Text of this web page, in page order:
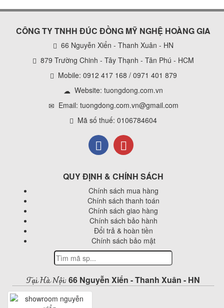
CÔNG TY TNHH ĐÚC ĐỒNG MỸ NGHỆ HOÀNG GIA
66 Nguyễn Xiển - Thanh Xuân - HN
879 Trường Chinh - Tây Thạnh - Tân Phú - HCM
Mobile: 0912 417 168 / 0971 401 879
Website: tuongdong.com.vn
Email: tuongdong.com.vn@gmail.com
Mã số thuế: 0106784604
QUY ĐỊNH & CHÍNH SÁCH
Chính sách mua hàng
Chính sách thanh toán
Chính sách giao hàng
Chính sách bảo hành
Đổi trả & hoàn tiền
Chính sách bảo mật
Tại Hà Nội: 66 Nguyễn Xiển - Thanh Xuân - HN